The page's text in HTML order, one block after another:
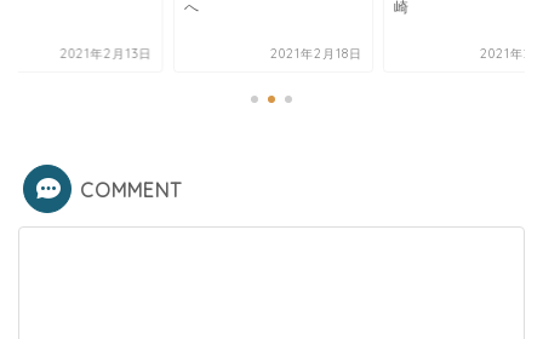
2021年2月13日
へ
2021年2月18日
崎
2021年2
COMMENT